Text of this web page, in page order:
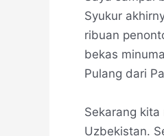
Syukur
ribuan
bekas
Pulang dari
Sekarang
Uzbekistan.